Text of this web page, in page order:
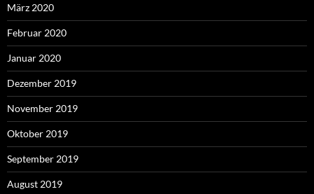
März 2020
Februar 2020
Januar 2020
Dezember 2019
November 2019
Oktober 2019
September 2019
August 2019